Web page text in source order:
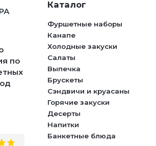
по
Каталог
Фуршетные наборы
Канапе
Холодные закуски
Салаты
Выпечка
Брускеты
Сэндвичи и круасаны
Горячие закуски
Десерты
Напитки
Банкетные блюда